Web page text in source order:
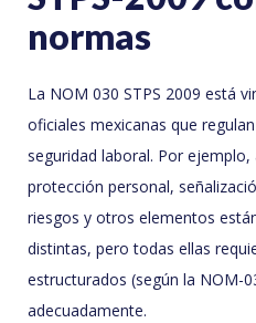
normas
La NOM 030 STPS 2009 está
oficiales mexicanas que
seguridad laboral. Por
protección personal,
riesgos y otros elementos
distintas, pero todas ellas
estructurados (según la NOM-
adecuadamente.